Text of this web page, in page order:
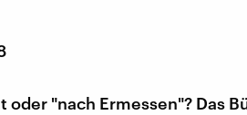
oder "nach Ermessen"? Das